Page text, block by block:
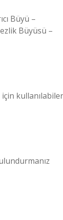
Büyü –
Büyüsü –